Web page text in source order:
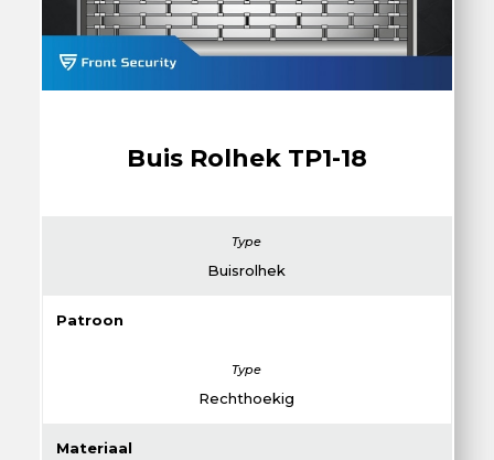
Buis Rolhek TP1-18
Buisrolhek
Patroon
Rechthoekig
Materiaal